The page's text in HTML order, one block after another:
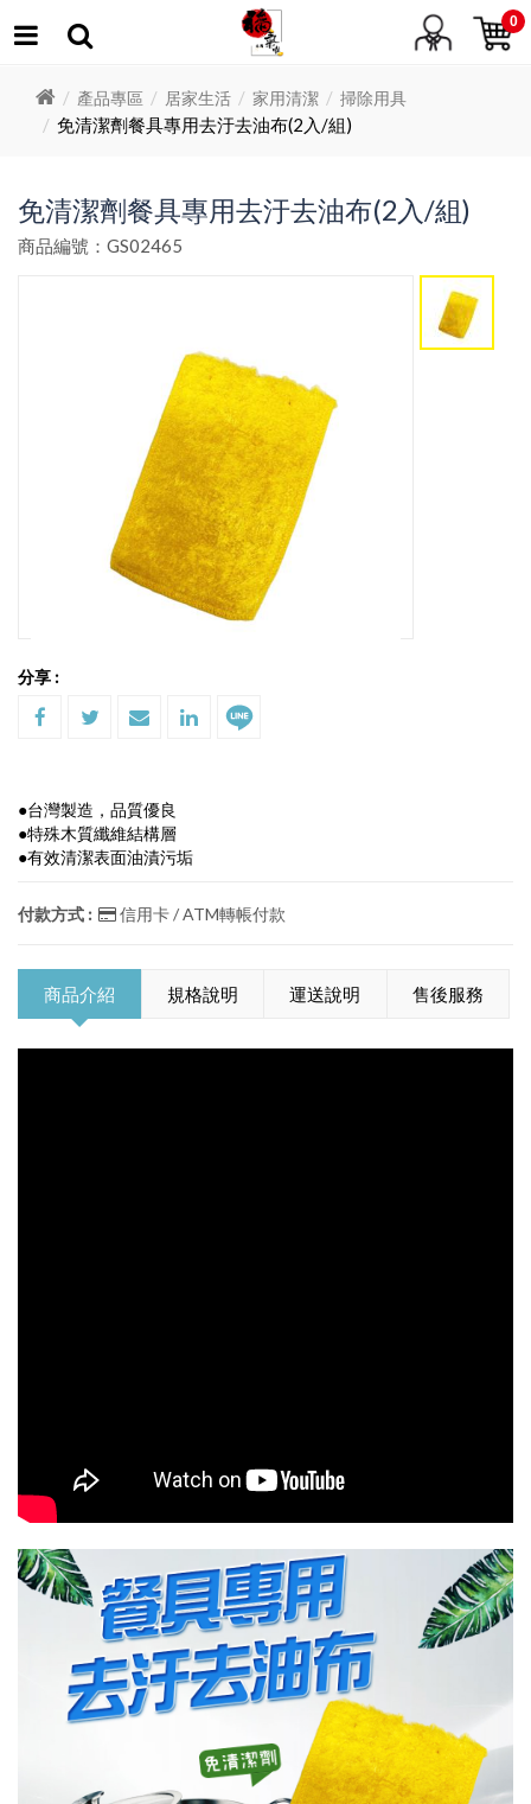
0
產品專區 居家生活 家用清潔 掃除用具
免清潔劑餐具專用去汙去油布(2入/組)
免清潔劑餐具專用去汙去油布(2入/組)
商品編號：GS02465
分享 :
●台灣製造，品質優良
●特殊木質纖維結構層
●有效清潔表面油漬污垢
付款方式 : 信用卡 / ATM轉帳付款
商品介紹 規格說明 運送說明 售後服務